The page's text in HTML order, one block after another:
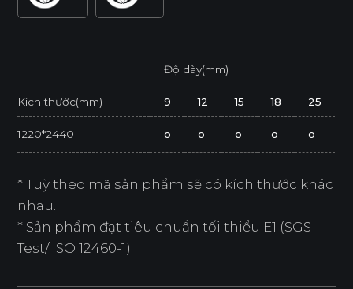
Độ dày(mm)
Kích thước(mm) 9 12 15 18 25
1220*2440 o o o o o
* Tuỳ theo mã sản phẩm sẽ có kích thước khác
nhau.
* Sản phẩm đạt tiêu chuẩn tối thiểu E1 (SGS
Test/ ISO 12460-1).